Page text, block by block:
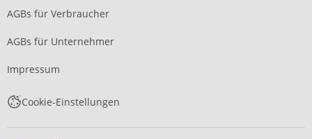
AGBs für Verbraucher
AGBs für Unternehmer
Impressum
Cookie-Einstellungen